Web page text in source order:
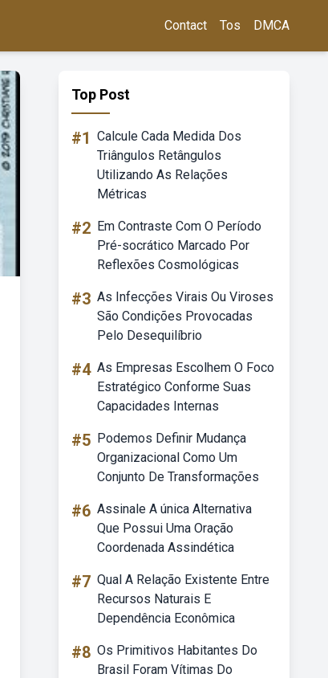
Contact Tos DMCA
Top Post
#1 Calcule Cada Medida Dos
Triângulos Retângulos
Utilizando As Relações
Métricas
#2 Em Contraste Com O Período
Pré-socrático Marcado Por
Reflexões Cosmológicas
#3 As Infecções Virais Ou Viroses
São Condições Provocadas
Pelo Desequilíbrio
#4 As Empresas Escolhem O Foco
Estratégico Conforme Suas
Capacidades Internas
#5 Podemos Definir Mudança
Organizacional Como Um
Conjunto De Transformações
#6 Assinale A única Alternativa
Que Possui Uma Oração
Coordenada Assindética
#7 Qual A Relação Existente Entre
Recursos Naturais E
Dependência Econômica
#8 Os Primitivos Habitantes Do
Brasil Foram Vítimas Do